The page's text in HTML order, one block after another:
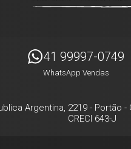
41 99997-0749
WhatsApp Vendas
Argentina, 2219 - Portão -
CRECI 643-J